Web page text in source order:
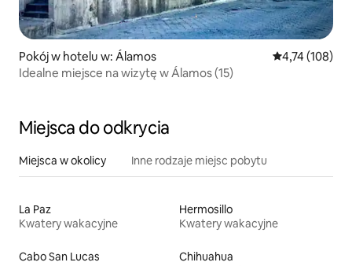
Pokój w hotelu w: Álamos Średnia
4,74 (108)
Idealne miejsce na wizytę w Álamos (15)
Miejsca do odkrycia
Miejsca w okolicy Inne rodzaje miejsc pobytu
La Paz
Kwatery wakacyjne
Hermosillo
Kwatery wakacyjne
Cabo San Lucas
Chihuahua